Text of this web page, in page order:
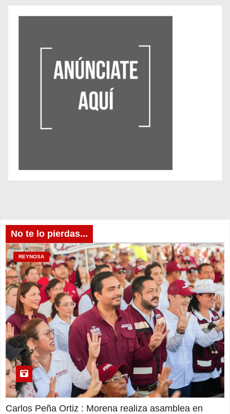
No te lo pierdas...
REYNOSA
Carlos Peña Ortiz : Morena realiza asamblea en